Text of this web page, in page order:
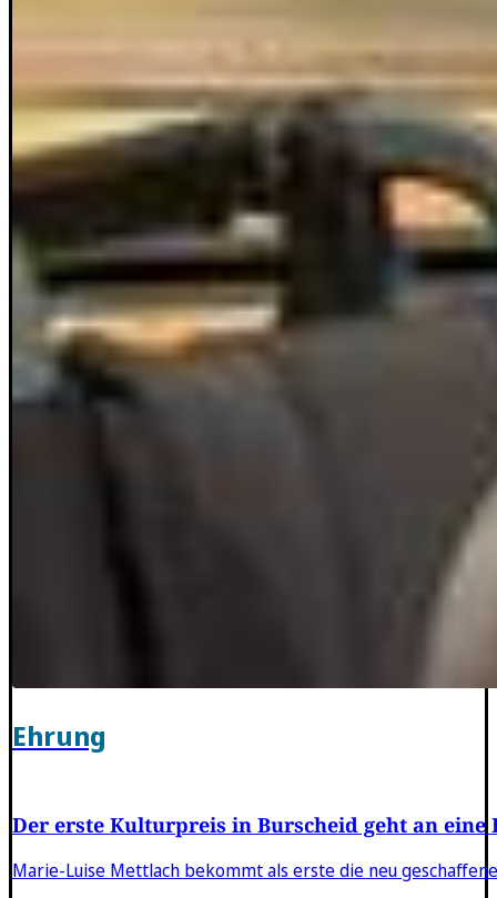
Ehrung
Der erste Kulturpreis in Burscheid geht an eine
Marie-Luise Mettlach bekommt als erste die neu